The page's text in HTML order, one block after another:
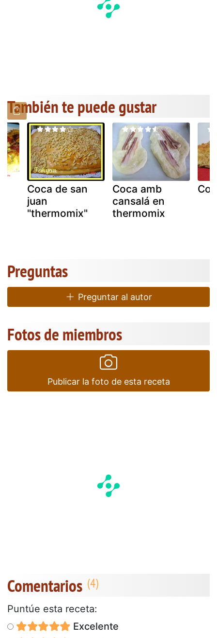
También te puede gustar
Coca de san
juan
"thermomix"
Coca amb
cansalá en
thermomix
Preguntas
Preguntar al autor
Fotos de miembros
Publicar la foto de esta receta
Comentarios
Puntúe esta receta:
Excelente